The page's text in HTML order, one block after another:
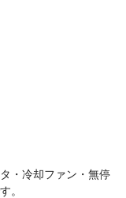
・冷却ファン・無停
。